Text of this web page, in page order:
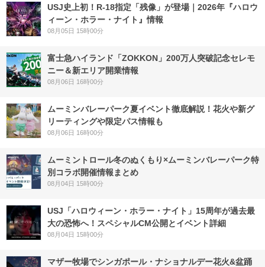
USJ史上初！R-18指定「残像」が登場｜2026年『ハロウ
ィーン・ホラー・ナイト』情報
08月05日 15時00分
富士急ハイランド「ZOKKON」200万人突破記念セレモ
ニー＆新エリア開業情報
08月06日 16時00分
ムーミンバレーパーク夏イベント徹底解説！花火や新グ
リーティングや限定パス情報も
08月06日 16時00分
ムーミントロール冬のぬくもり×ムーミンバレーパーク特
別コラボ開催情報まとめ
08月04日 15時00分
USJ「ハロウィーン・ホラー・ナイト」15周年が過去最
大の恐怖へ！スペシャルCM公開とイベント詳細
08月04日 15時00分
マザー牧場でシンガポール・ナショナルデー花火&盆踊